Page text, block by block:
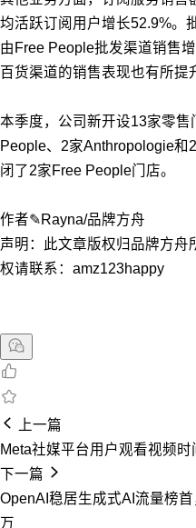
均活跃订阅用户增长52.9%。
由Free People批发渠道销售
百货渠道的销售表现也有所提
本季度，公司新开设13家零
People、2家Anthropologie和
闭了2家Free People门店。
作者✎Rayna/品牌方舟
声明：此文章版权归品牌方舟
权请联系：amz123happy
上一篇
Meta社媒平台用户观看视频
下一篇
OpenAI稳居生成式AI流量榜
万